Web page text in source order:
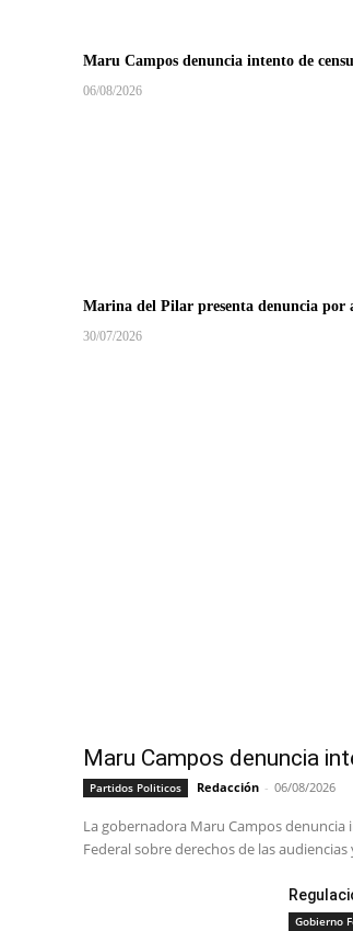
Maru Campos denuncia intento de
06/08/2026
Marina del Pilar presenta denuncia por
30/07/2026
Maru Campos denuncia
Partidos Politicos Redacción - 06/08/2026
La gobernadora Maru Campos
Federal sobre derechos de las
Gobierno